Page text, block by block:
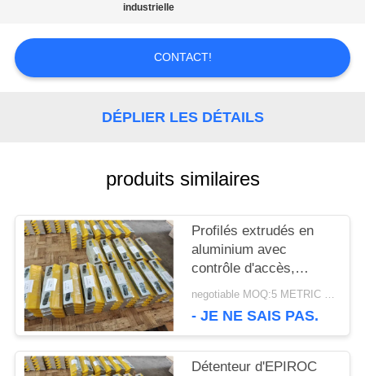
NOUVELLES
PLAN
DU
SITE
industrielle
CONTACT!
DÉPLIER LES DÉTAILS
produits similaires
Profilés extrudés en
aluminium avec
contrôle d'accès,
conçus pour une
cohérents dans les
grande échelle
negotiable MOQ:5 METRIC TONS
- JE NE SAIS PAS.
Détenteur d'EPIROC